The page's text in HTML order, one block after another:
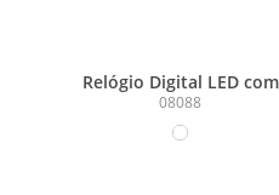
Relógio Digital LED com
Despertador
08088